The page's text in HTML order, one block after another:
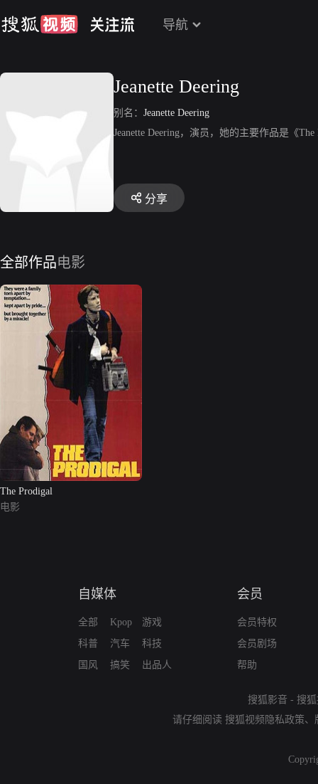
导航
Jeanette Deering
别名： Jeanette Deering
Jeanette Deering，演员，她的主要作品是《The
分享
全部作品电影
The Prodigal
电影
自媒体
全部
科普
国风
Kpop
汽车
搞笑
游戏
科技
出品人
会员
会员特权
会员剧场
帮助
搜狐影音 - 搜
请仔细阅读 搜狐视频隐私政策、